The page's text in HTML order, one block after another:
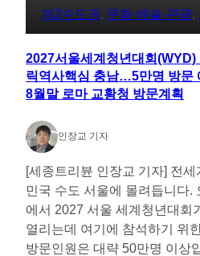
제2수도권 , 문화·예술·관광,
2027서울세계청년대회
릭역사핵심 충남…5만명 방문
8월말 로마 교황청 방문계획
인장교 기자
[세종트리뷴 인장교 기자] 전
민국 수도 서울에 몰려듭니다.
에서 2027 서울 세계청년대회
열리는데 여기에 참석하기 위
방문인원은 대략 50만명 이상